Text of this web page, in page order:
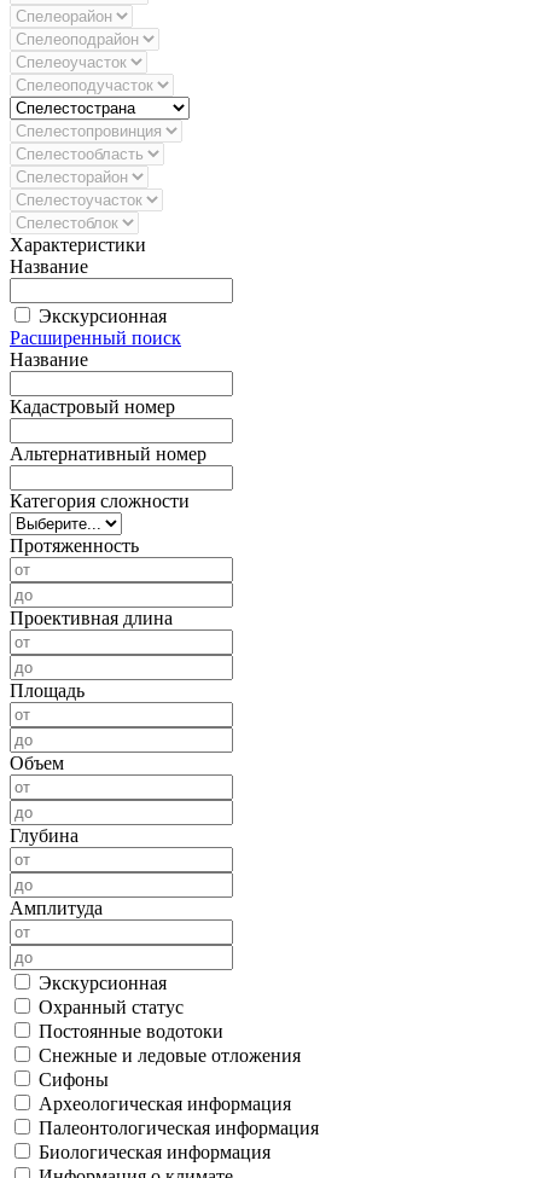
Характеристики
Название
Экскурсионная
Расширенный поиск
Название
Кадастровый номер
Альтернативный номер
Категория сложности
Протяженность
Проективная длина
Площадь
Объем
Глубина
Амплитуда
Экскурсионная
Охранный статус
Постоянные водотоки
Снежные и ледовые отложения
Сифоны
Археологическая информация
Палеонтологическая информация
Биологическая информация